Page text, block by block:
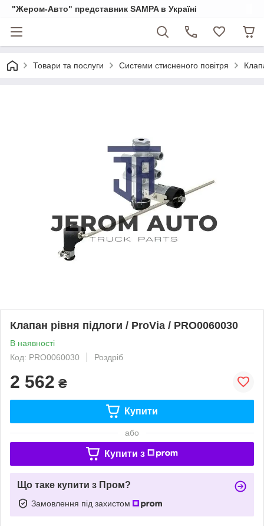
"Жером-Авто" представник SAMPA в Україні
Товари та послуги Системи стисненого повітря
Клапан рівня підлоги / ProVia / PRO0060030
В наявності
Код: PRO0060030
Роздріб
2 562 ₴
Купити
або
Купити з
Що таке купити з Пром?
Замовлення під захистом